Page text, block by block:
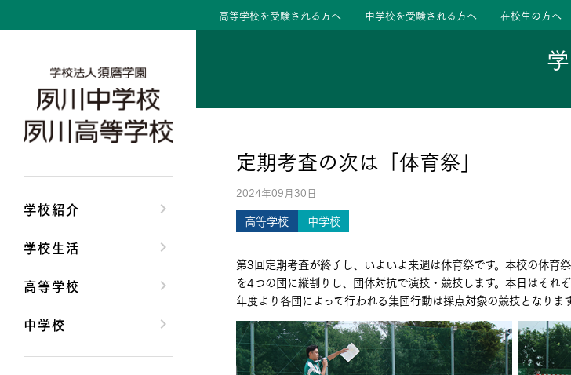
高等学校を受験される方へ 中学校を受験される方へ 在校生の方へ
定期考査の次は「体育祭」
2024年09月30日
高等学校 中学校
第3回定期考査が終了し、いよいよ来週は体育祭です。本校の体育
を4つの団に縦割りし、団体対抗で演技・競技します。本日はそれ
年度より各団によって行われる集団行動は採点対象の競技となります
学校紹介
学校生活
高等学校
中学校
安心して任せられる学校
沿革
大学合格実績
夙川ブログ
制服紹介
高校の教育方針／特色
特進コース／進学コース
先輩たちの声・生徒たちの声
中学校の教育方針／特色
Aコース／Bコース
先輩たちの声・生徒たちの声